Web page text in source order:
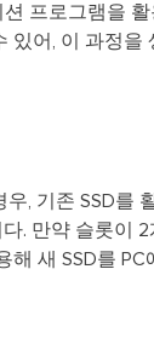
션 프로그램을
있어, 이 과정을
, 기존 SSD를
. 만약 슬롯이 2
해 새 SSD를